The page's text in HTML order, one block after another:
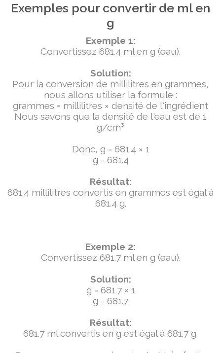
Exemples pour convertir de ml en
g
Exemple 1:
Convertissez 681.4 ml en g (eau).
Solution:
Pour la conversion de millilitres en grammes,
nous allons utiliser la formule :
grammes = millilitres × densité de l'ingrédient
Nous savons que la densité de l'eau est de 1
g/cm³
Donc, g = 681.4 × 1
g = 681.4
Résultat:
681.4 millilitres convertis en grammes est égal à
681.4 g.
Exemple 2:
Convertissez 681.7 ml en g (eau).
Solution:
g = 681.7 × 1
g = 681.7
Résultat:
681.7 ml convertis en g est égal à 681.7 g.